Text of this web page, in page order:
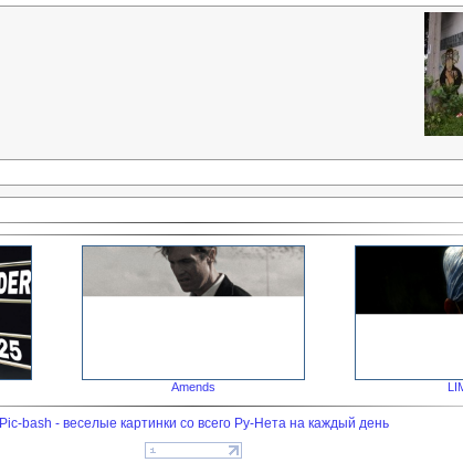
Amends
Pic-bash - веселые картинки со всего Ру-Нета на каждый день